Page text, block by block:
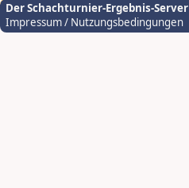
Der Schachturnier-Ergebnis-Server
Impressum / Nutzungsbedingungen